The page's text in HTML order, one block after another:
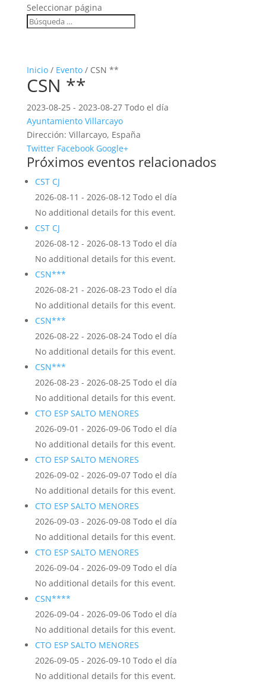
Seleccionar página
Inicio/ Evento/ CSN **
CSN **
2023-08-25 - 2023-08-27 Todo el día
Ayuntamiento Villarcayo
Dirección: Villarcayo, España
Twitter Facebook Google+
Próximos eventos relacionados
CST CJ
2026-08-11 - 2026-08-12 Todo el día
No additional details for this event.
CST CJ
2026-08-12 - 2026-08-13 Todo el día
No additional details for this event.
CSN***
2026-08-21 - 2026-08-23 Todo el día
No additional details for this event.
CSN***
2026-08-22 - 2026-08-24 Todo el día
No additional details for this event.
CSN***
2026-08-23 - 2026-08-25 Todo el día
No additional details for this event.
CTO ESP SALTO MENORES
2026-09-01 - 2026-09-06 Todo el día
No additional details for this event.
CTO ESP SALTO MENORES
2026-09-02 - 2026-09-07 Todo el día
No additional details for this event.
CTO ESP SALTO MENORES
2026-09-03 - 2026-09-08 Todo el día
No additional details for this event.
CTO ESP SALTO MENORES
2026-09-04 - 2026-09-09 Todo el día
No additional details for this event.
CSN****
2026-09-04 - 2026-09-06 Todo el día
No additional details for this event.
CTO ESP SALTO MENORES
2026-09-05 - 2026-09-10 Todo el día
No additional details for this event.